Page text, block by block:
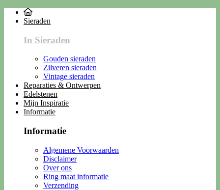
Sieraden
In Sieraden
Gouden sieraden
Zilveren sieraden
Vintage sieraden
Reparaties & Ontwerpen
Edelstenen
Mijn Inspiratie
Informatie
Informatie
Algemene Voorwaarden
Disclaimer
Over ons
Ring maat informatie
Verzending